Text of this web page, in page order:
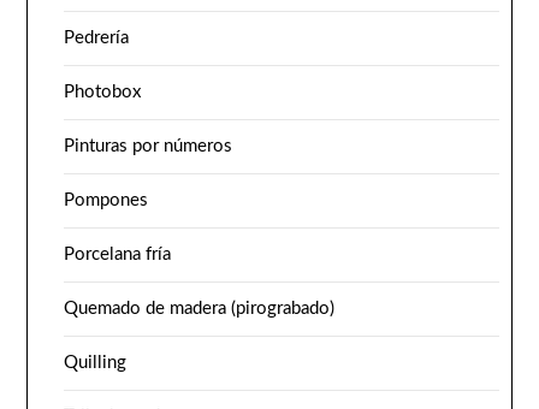
Pedrería
Photobox
Pinturas por números
Pompones
Porcelana fría
Quemado de madera (pirograbado)
Quilling